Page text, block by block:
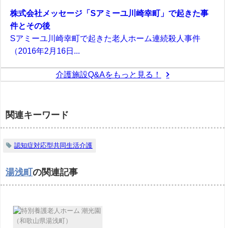
株式会社メッセージ「Sアミーユ川崎幸町」で起きた事
件とその後
Sアミーユ川崎幸町で起きた老人ホーム連続殺人事件
（2016年2月16日...
介護施設Q&Aをもっと見る！
関連キーワード
認知症対応型共同生活介護
湯浅町 の関連記事